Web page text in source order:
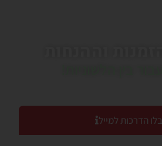
הדרכות למייל